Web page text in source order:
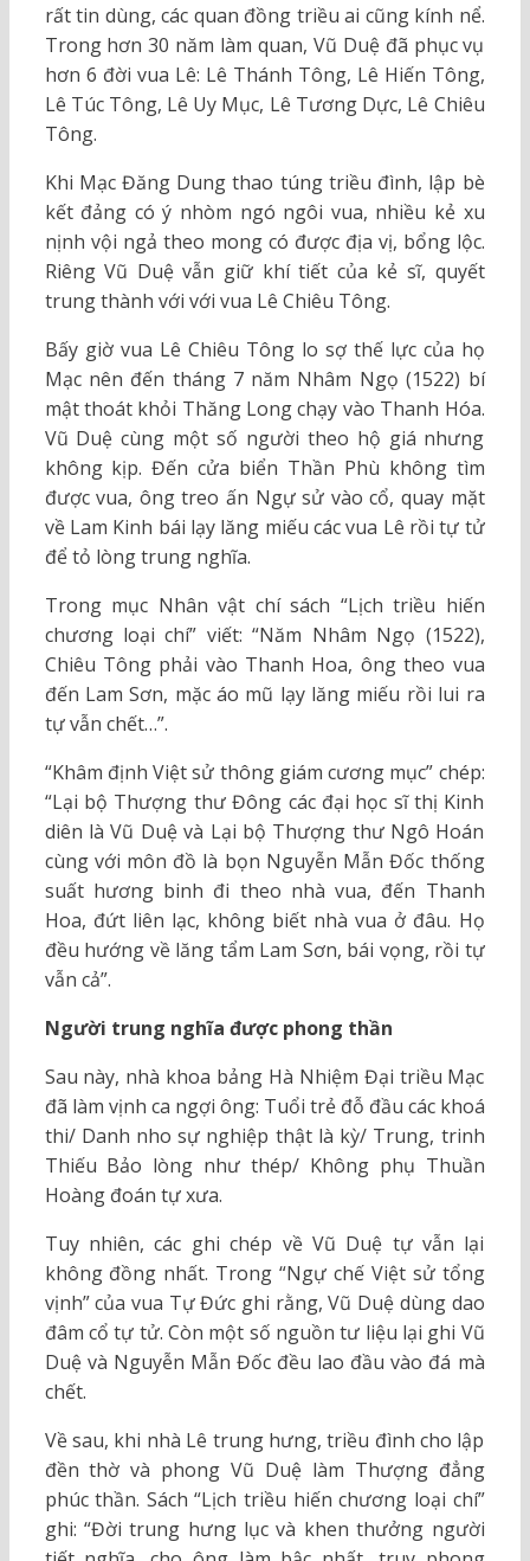
rất tin dùng, các quan đồng triều ai cũng kính nể.
Trong hơn 30 năm làm quan, Vũ Duệ đã phục vụ
hơn 6 đời vua Lê: Lê Thánh Tông, Lê Hiến Tông,
Lê Túc Tông, Lê Uy Mục, Lê Tương Dực, Lê Chiêu
Tông.
Khi Mạc Đăng Dung thao túng triều đình, lập bè
kết đảng có ý nhòm ngó ngôi vua, nhiều kẻ xu
nịnh vội ngả theo mong có được địa vị, bổng lộc.
Riêng Vũ Duệ vẫn giữ khí tiết của kẻ sĩ, quyết
trung thành với với vua Lê Chiêu Tông.
Bấy giờ vua Lê Chiêu Tông lo sợ thế lực của họ
Mạc nên đến tháng 7 năm Nhâm Ngọ (1522) bí
mật thoát khỏi Thăng Long chạy vào Thanh Hóa.
Vũ Duệ cùng một số người theo hộ giá nhưng
không kịp. Đến cửa biển Thần Phù không tìm
được vua, ông treo ấn Ngự sử vào cổ, quay mặt
về Lam Kinh bái lạy lăng miếu các vua Lê rồi tự tử
để tỏ lòng trung nghĩa.
Trong mục Nhân vật chí sách “Lịch triều hiến
chương loại chí” viết: “Năm Nhâm Ngọ (1522),
Chiêu Tông phải vào Thanh Hoa, ông theo vua
đến Lam Sơn, mặc áo mũ lạy lăng miếu rồi lui ra
tự vẫn chết…”.
“Khâm định Việt sử thông giám cương mục” chép:
“Lại bộ Thượng thư Đông các đại học sĩ thị Kinh
diên là Vũ Duệ và Lại bộ Thượng thư Ngô Hoán
cùng với môn đồ là bọn Nguyễn Mẫn Đốc thống
suất hương binh đi theo nhà vua, đến Thanh
Hoa, đứt liên lạc, không biết nhà vua ở đâu. Họ
đều hướng về lăng tẩm Lam Sơn, bái vọng, rồi tự
vẫn cả”.
Người trung nghĩa được phong thần
Sau này, nhà khoa bảng Hà Nhiệm Đại triều Mạc
đã làm vịnh ca ngợi ông: Tuổi trẻ đỗ đầu các khoá
thi/ Danh nho sự nghiệp thật là kỳ/ Trung, trinh
Thiếu Bảo lòng như thép/ Không phụ Thuần
Hoàng đoán tự xưa.
Tuy nhiên, các ghi chép về Vũ Duệ tự vẫn lại
không đồng nhất. Trong “Ngự chế Việt sử tổng
vịnh” của vua Tự Đức ghi rằng, Vũ Duệ dùng dao
đâm cổ tự tử. Còn một số nguồn tư liệu lại ghi Vũ
Duệ và Nguyễn Mẫn Đốc đều lao đầu vào đá mà
chết.
Về sau, khi nhà Lê trung hưng, triều đình cho lập
đền thờ và phong Vũ Duệ làm Thượng đẳng
phúc thần. Sách “Lịch triều hiến chương loại chí”
ghi: “Đời trung hưng lục và khen thưởng người